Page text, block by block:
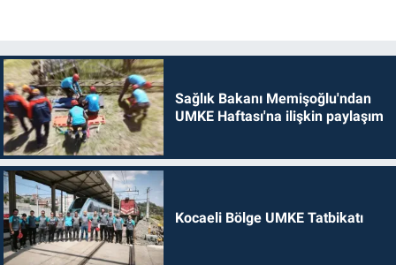
Sağlık Bakanı Memişoğlu'ndan
UMKE Haftası'na ilişkin paylaşım
Kocaeli Bölge UMKE Tatbikatı